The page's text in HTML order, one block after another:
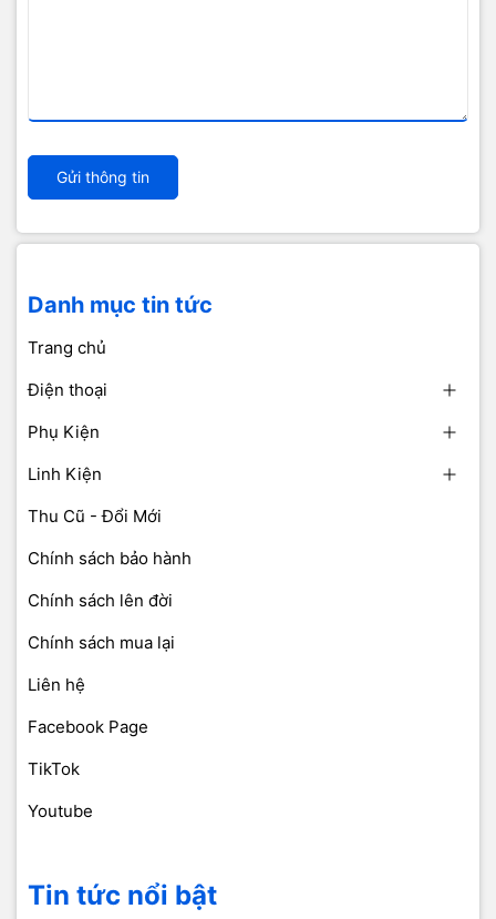
Gửi thông tin
Danh mục tin tức
Trang chủ
Điện thoại
Phụ Kiện
Linh Kiện
Thu Cũ - Đổi Mới
Chính sách bảo hành
Chính sách lên đời
Chính sách mua lại
Liên hệ
Facebook Page
TikTok
Youtube
Tin tức nổi bật